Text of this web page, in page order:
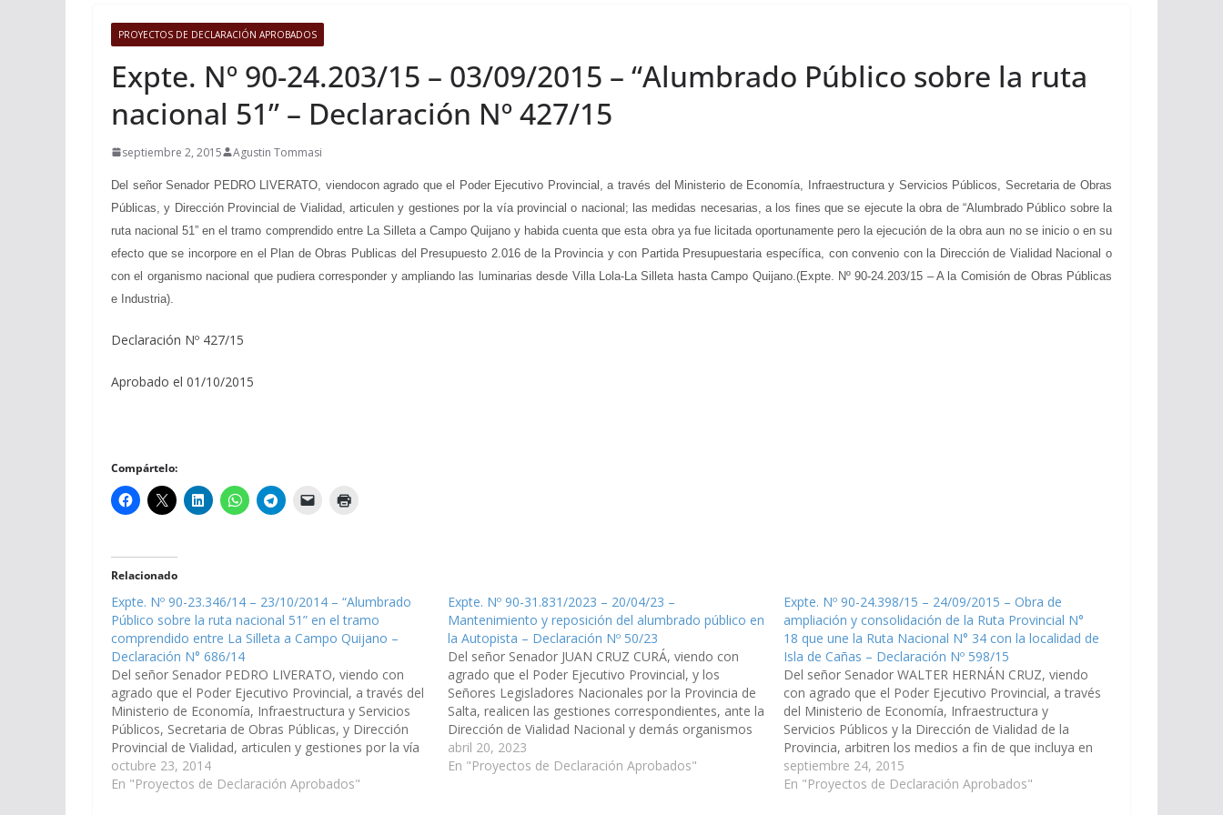
PROYECTOS DE DECLARACIÓN APROBADOS
Expte. Nº 90-24.203/15 – 03/09/2015 – “Alumbrado Público sobre la ruta
nacional 51” – Declaración Nº 427/15
septiembre 2, 2015 Agustin Tommasi
Del señor Senador PEDRO LIVERATO, viendocon agrado que el Poder Ejecutivo Provincial, a través del Ministerio de Economía, Infraestructura y Servicios Públicos, Secretaria de Obras
Públicas, y Dirección Provincial de Vialidad, articulen y gestiones por la vía provincial o nacional; las medidas necesarias, a los fines que se ejecute la obra de “Alumbrado Público sobre la
ruta nacional 51” en el tramo comprendido entre La Silleta a Campo Quijano y habida cuenta que esta obra ya fue licitada oportunamente pero la ejecución de la obra aun no se inicio o en su
efecto que se incorpore en el Plan de Obras Publicas del Presupuesto 2.016 de la Provincia y con Partida Presupuestaria específica, con convenio con la Dirección de Vialidad Nacional o
con el organismo nacional que pudiera corresponder y ampliando las luminarias desde Villa Lola-La Silleta hasta Campo Quijano.(Expte. Nº 90-24.203/15 – A la Comisión de Obras Públicas
e Industria).
Declaración Nº 427/15
Aprobado el 01/10/2015
Compártelo:
Relacionado
Expte. Nº 90-23.346/14 – 23/10/2014 – “Alumbrado
Público sobre la ruta nacional 51” en el tramo
comprendido entre La Silleta a Campo Quijano –
Declaración N° 686/14
Del señor Senador PEDRO LIVERATO, viendo con
agrado que el Poder Ejecutivo Provincial, a través del
Ministerio de Economía, Infraestructura y Servicios
Públicos, Secretaria de Obras Públicas, y Dirección
Provincial de Vialidad, articulen y gestiones por la vía
provincial o nacional; las medidas necesarias, a los
fines que se ejecute…
octubre 23, 2014
En "Proyectos de Declaración Aprobados"
Expte. Nº 90-31.831/2023 – 20/04/23 –
Mantenimiento y reposición del alumbrado público en
la Autopista – Declaración Nº 50/23
Del señor Senador JUAN CRUZ CURÁ, viendo con
agrado que el Poder Ejecutivo Provincial, y los
Señores Legisladores Nacionales por la Provincia de
Salta, realicen las gestiones correspondientes, ante la
Dirección de Vialidad Nacional y demás organismos
competentes, para el mantenimiento y reposición del
alumbrado público en la Ruta Nacional N°…
abril 20, 2023
En "Proyectos de Declaración Aprobados"
Expte. Nº 90-24.398/15 – 24/09/2015 – Obra de
ampliación y consolidación de la Ruta Provincial N°
18 que une la Ruta Nacional N° 34 con la localidad de
Isla de Cañas – Declaración Nº 598/15
Del señor Senador WALTER HERNÁN CRUZ, viendo
con agrado que el Poder Ejecutivo Provincial, a través
del Ministerio de Economía, Infraestructura y
Servicios Públicos y la Dirección de Vialidad de la
Provincia, arbitren los medios a fin de que incluya en
le Presupuesto General de la Provincia, Ejercicio
2016, la…
septiembre 24, 2015
En "Proyectos de Declaración Aprobados"